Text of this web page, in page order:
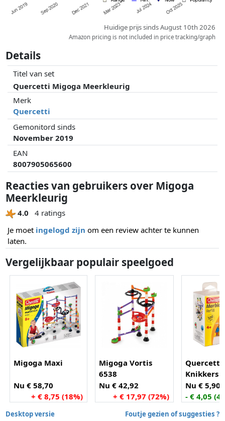
Huidige prijs sinds August 10th 2026
Amazon pricing is not included in price tracking/graph
Details
Titel van set
Quercetti Migoga Meerkleurig
Merk
Quercetti
Gemonitord sinds
November 2019
EAN
8007905065600
Reacties van gebruikers over Migoga
Meerkleurig
4.0
4 ratings
Je moet ingelogd zijn om een review achter te kunnen
laten.
Vergelijkbaar populair speelgoed
Migoga Maxi
Nu € 58,70
+ € 8,75 (18%)
Migoga Vortis
6538
Nu € 42,92
+ € 17,97 (72%)
Quercetti
Knikkers
stuks
Nu € 5,90
- € 4,05
Desktop versie Foutje gezien of suggesties ?